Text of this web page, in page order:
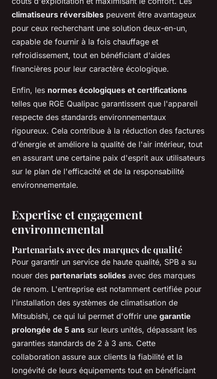
climatiseurs réversibles peuvent être avantageux
pour ceux recherchant une solution deux-en-un,
capable de fournir à la fois chauffage et
refroidissement, tout en bénéficiant d'aides
financières pour leur caractère écologique.
Enfin, les normes écologiques et certifications
telles que RGE Qualipac garantissent que l'appareil
respecte des standards environnementaux
rigoureux. Cela contribue à la réduction des factures
d'énergie et améliore la qualité de l'air intérieur, tout
en assurant une certaine paix d'esprit aux utilisateurs
sur le plan de l'efficacité et de la responsabilité
environnementale.
Expertise et engagement
environnemental
Partenariats avec des marques de qualité
Pour garantir un service de haute qualité, SPB a su
nouer des partenariats solides avec des marques
de renom. L'entreprise est notamment certifiée pour
l'installation des systèmes de climatisation de
Mitsubishi, ce qui lui permet d'offrir une garantie
prolongée de 5 ans sur leurs unités, dépassant les
garanties standards de 2 à 3 ans. Cette
collaboration assure aux clients la fiabilité et la
longévité de leurs équipements tout en bénéficiant